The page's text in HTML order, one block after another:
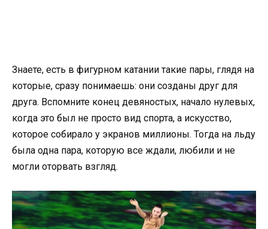
Знаете, есть в фигурном катании такие пары, глядя на
которые, сразу понимаешь: они созданы друг для
друга. Вспомните конец девяностых, начало нулевых,
когда это был не просто вид спорта, а искусство,
которое собирало у экранов миллионы. Тогда на льду
была одна пара, которую все ждали, любили и не
могли оторвать взгляд.